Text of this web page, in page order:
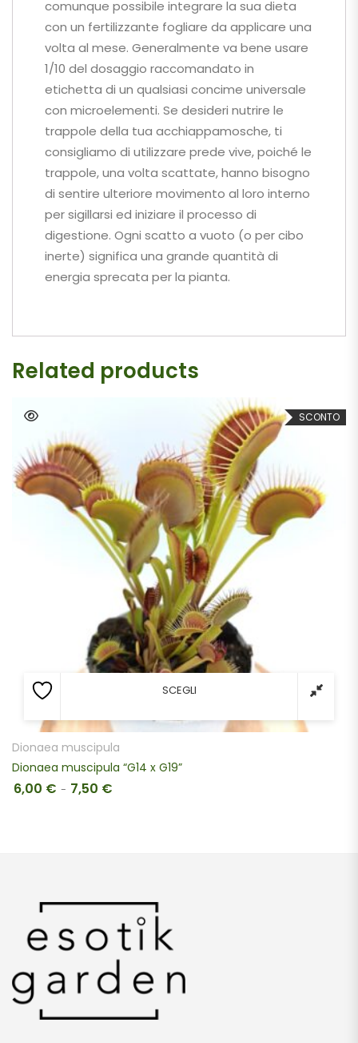
comunque possibile integrare la sua dieta
con un fertilizzante fogliare da applicare una
volta al mese. Generalmente va bene usare
1/10 del dosaggio raccomandato in
etichetta di un qualsiasi concime universale
con microelementi. Se desideri nutrire le
trappole della tua acchiappamosche, ti
consigliamo di utilizzare prede vive, poiché le
trappole, una volta scattate, hanno bisogno
di sentire ulteriore movimento al loro interno
per sigillarsi ed iniziare il processo di
digestione. Ogni scatto a vuoto (o per cibo
inerte) significa una grande quantità di
energia sprecata per la pianta.
Related products
SCONTO
SCEGLI
Dionaea muscipula
Dionaea muscipula “G14 x G19”
6,00 € - 7,50 €